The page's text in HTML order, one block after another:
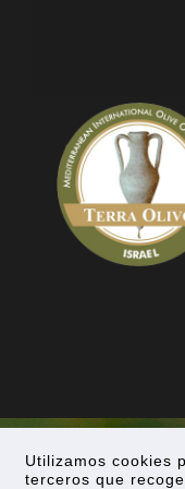
Utilizamos cookies
terceros que